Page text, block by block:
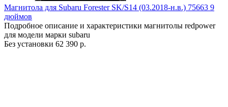
Магнитола для Subaru Forester SK/S14 (03.2018-н.в.) 75663 9
дюймов
Подробное описание и характеристики магнитолы redpower
для модели марки subaru
Без установки 62 390 р.